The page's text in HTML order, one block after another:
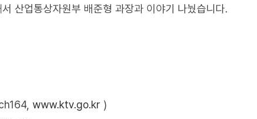
산업통상자원부 배준형 과장과 이야기 나눴습니다.
www.ktv.go.kr )